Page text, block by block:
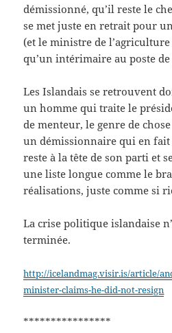
démissionné, qu’il reste le
se met juste en retrait pour
(et le ministre de l’agriculture
qu’un intérimaire au poste
Les Islandais se retrouvent
un homme qui traite le
de menteur, le genre de
un démissionnaire qui en fait
reste à la tête de son parti et
une liste longue comme le
réalisations, juste comme si
La crise politique islandaise
terminée.
http://icelandmag.visir.is/article/
minister-claims-he-did-not-resign
****************